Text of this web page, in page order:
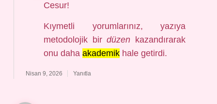
Cesur!
Kıymetli yorumlarınız, yazıya
metodolojik birdüzen kazandırarak
onu daha akademikhale getirdi.
Nisan 9, 2026 Yanıtla